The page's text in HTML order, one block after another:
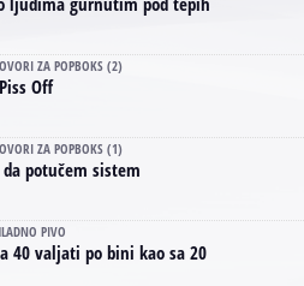
ZA POPBOKS (2)
Off
ZA POPBOKS (1)
da potučem sistem
PIVO
40 valjati po bini kao sa 20